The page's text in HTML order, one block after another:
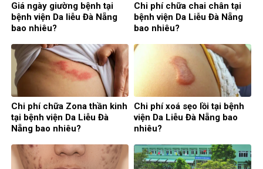
Giá ngày giường bệnh tại
bệnh viện Da liễu Đà Nẵng
bao nhiêu?
Chi phí chữa chai chân tại
bệnh viện Da Liễu Đà Nẵng
bao nhiêu?
Chi phí chữa Zona thần kinh
tại bệnh viện Da Liễu Đà
Nẵng bao nhiêu?
Chi phí xoá sẹo lồi tại bệnh
viện Da Liễu Đà Nẵng bao
nhiêu?